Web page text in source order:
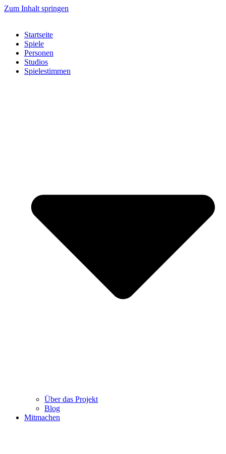
Zum Inhalt springen
Startseite
Spiele
Personen
Studios
Spielestimmen
Über das Projekt
Blog
Mitmachen